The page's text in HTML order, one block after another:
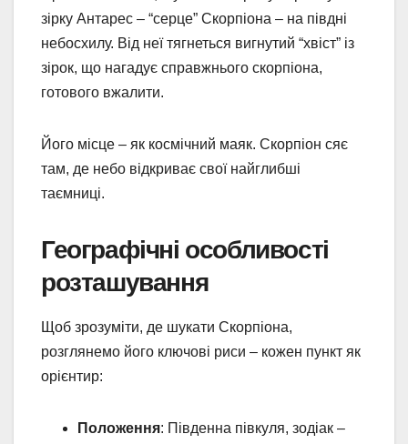
зірку Антарес – “серце” Скорпіона – на півдні
небосхилу. Від неї тягнеться вигнутий “хвіст” із
зірок, що нагадує справжнього скорпіона,
готового вжалити.
Його місце – як космічний маяк. Скорпіон сяє
там, де небо відкриває свої найглибші
таємниці.
Географічні особливості
розташування
Щоб зрозуміти, де шукати Скорпіона,
розглянемо його ключові риси – кожен пункт як
орієнтир:
Положення: Південна півкуля, зодіак –